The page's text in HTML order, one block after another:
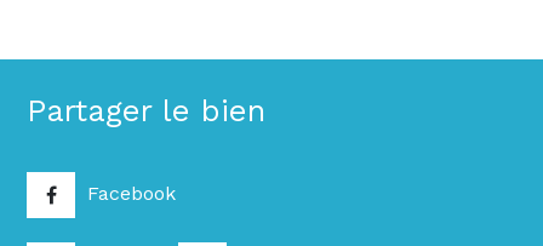
Partager le bien
Facebook